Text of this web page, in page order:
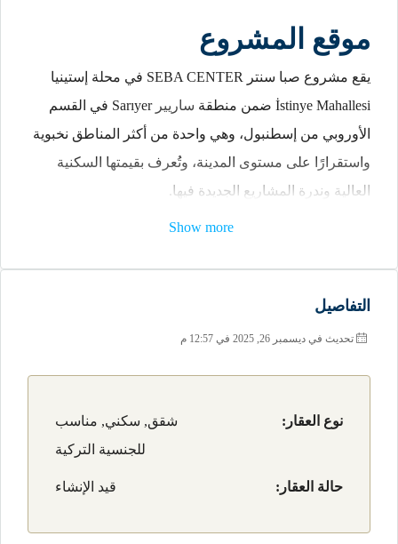
موقع المشروع
يقع مشروع صبا سنتر SEBA CENTER في محلة إستينيا
İstinye Mahallesi ضمن منطقة
ساريير
Sarıyer في القسم
الأوروبي من إسطنبول، وهي واحدة من أكثر المناطق نخبوية
واستقرارًا على مستوى المدينة، وتُعرف بقيمتها السكنية
العالية وندرة المشاريع الجديدة فيها.
الشطر الأوروبي، ويتمتع المشروع بمركزية دقيقة بين
ماسلاك، ليفنت، وبيوك دَره، وهي مناطق تُعد القلب المالي
والمهني لإسطنبول.
من الناحية الخدمية يحيط مشروع صبا سنتر SEBA
CENTER نطاق متكامل من المرافق عالية المستوى، حيث
والمستشفيات الخاصة المتقدمة مثل Acıbadem Maslak. كما
Show more
التفاصيل
تحديث في ديسمبر 26, 2025 في 12:57 م
نوع العقار:
شقق, سكني, مناسب
للجنسية التركية
حالة العقار: قيد الإنشاء